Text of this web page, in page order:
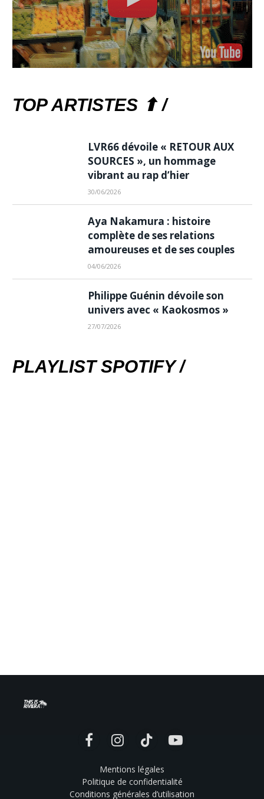
TOP ARTISTES ⬆ /
LVR66 dévoile « RETOUR AUX
SOURCES », un hommage
vibrant au rap d’hier
30/06/2026
Aya Nakamura : histoire
complète de ses relations
amoureuses et de ses couples
04/06/2026
Philippe Guénin dévoile son
univers avec « Kaokosmos »
27/07/2026
PLAYLIST SPOTIFY /
FacebookInstagramTikTok YouTube
Mentions légales
Politique de confidentialité
Conditions générales d’utilisation